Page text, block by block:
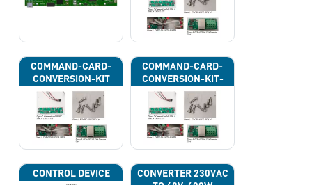
COMMAND-CARD-
CONVERSION-KIT
COMMAND-CARD-
CONVERSION-KIT-
CAN
CONTROL DEVICE
CONVERTER 230VAC